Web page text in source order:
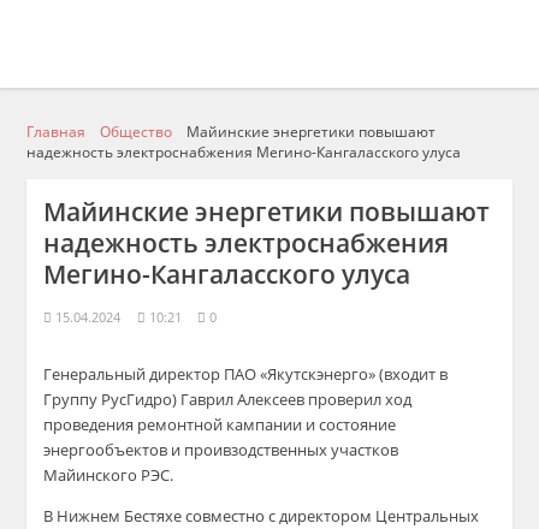
Главная Общество
Майинские энергетики повышают
надежность электроснабжения Мегино-Кангаласского улуса
Майинские энергетики повышают
надежность электроснабжения
Мегино-Кангаласского улуса
15.04.2024 10:21 0
Генеральный директор ПАО «Якутскэнерго» (входит в
Группу РусГидро) Гаврил Алексеев проверил ход
проведения ремонтной кампании и состояние
энергообъектов и проивзодственных участков
Майинского РЭС.
В Нижнем Бестяхе совместно с директором Центральных